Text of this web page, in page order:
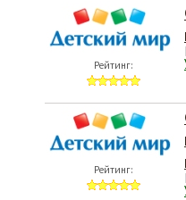
Рейтинг:
Рейтинг: